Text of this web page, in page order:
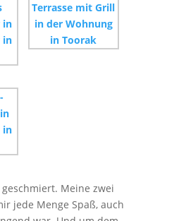
Meine zwei
jede Menge Spaß, auch